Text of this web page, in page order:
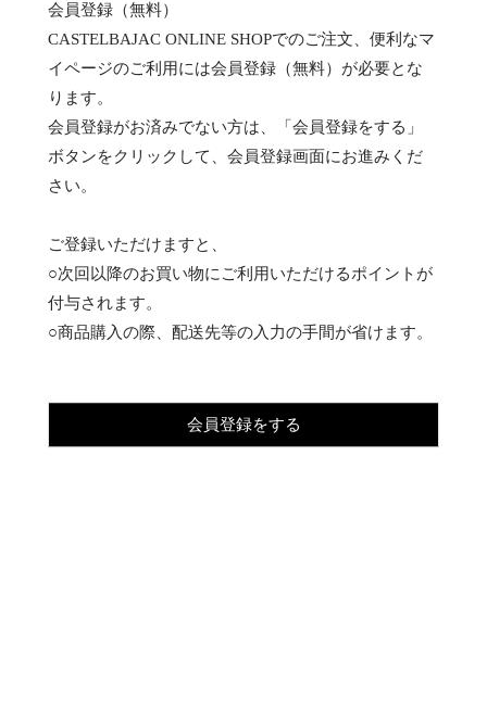
会員登録（無料）
CASTELBAJAC ONLINE SHOPでのご注文、便利なマ
イページのご利用には会員登録（無料）が必要とな
ります。
会員登録がお済みでない方は、「会員登録をする」
ボタンをクリックして、会員登録画面にお進みくだ
さい。
ご登録いただけますと、
○次回以降のお買い物にご利用いただけるポイントが
付与されます。
○商品購入の際、配送先等の入力の手間が省けます。
会員登録をする